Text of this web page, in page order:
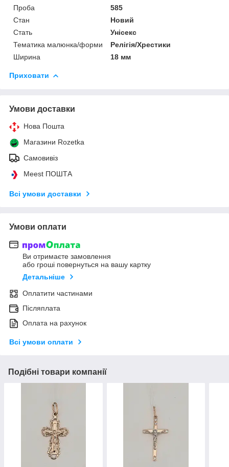
Проба
585
Стан
Новий
Стать
Унісекс
Тематика малюнка/форми
Релігія/Хрестики
Ширина
18 мм
Приховати
Умови доставки
Нова Пошта
Магазини Rozetka
Самовивіз
Meest ПОШТА
Всі умови доставки
Умови оплати
Ви отримаєте замовлення
або гроші повернуться на вашу картку
Детальніше
Оплатити частинами
Післяплата
Оплата на рахунок
Всі умови оплати
Подібні товари компанії